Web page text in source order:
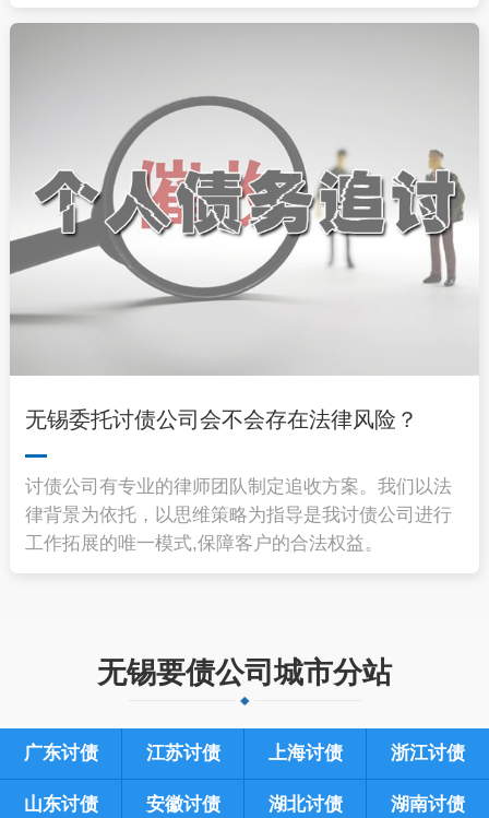
无锡委托讨债公司会不会存在法律风险？
讨债公司有专业的律师团队制定追收方案。我们以法
律背景为依托，以思维策略为指导是我讨债公司进行
工作拓展的唯一模式,保障客户的合法权益。
无锡要债公司城市分站
广东讨债 江苏讨债 上海讨债 浙江讨债
山东讨债 安徽讨债 湖北讨债 湖南讨债